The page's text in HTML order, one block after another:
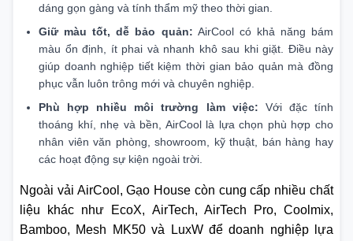
dáng gọn gàng và tính thẩm mỹ theo thời gian.
Giữ màu tốt, dễ bảo quản: AirCool có khả năng bám
màu ổn định, ít phai và nhanh khô sau khi giặt. Điều này
giúp doanh nghiệp tiết kiệm thời gian bảo quản mà đồng
phục vẫn luôn trông mới và chuyên nghiệp.
Phù hợp nhiều môi trường làm việc: Với đặc tính
thoáng khí, nhẹ và bền, AirCool là lựa chọn phù hợp cho
nhân viên văn phòng, showroom, kỹ thuật, bán hàng hay
các hoạt động sự kiện ngoài trời.
Ngoài vải AirCool, Gạo House còn cung cấp nhiều chất
liệu khác như EcoX, AirTech, AirTech Pro, Coolmix,
Bamboo, Mesh MK50 và LuxW để doanh nghiệp lựa